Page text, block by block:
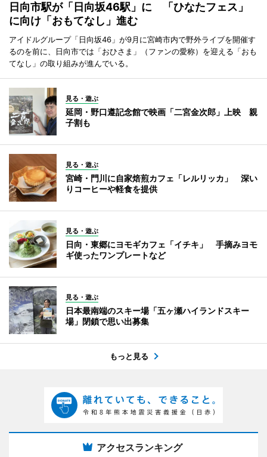
日向市駅が「日向坂46駅」に 「ひなたフェス」
に向け「おもてなし」進む
アイドルグループ「日向坂46」が9月に宮崎市内で野外ライブを開催す
るのを前に、日向市では「おひさま」（ファンの愛称）を迎える「おも
てなし」の取り組みが進んでいる。
見る・遊ぶ
延岡・野口遵記念館で映画「二宮金次郎」上映 親
子割も
見る・遊ぶ
宮崎・門川に自家焙煎カフェ「レルリッカ」 深い
りコーヒーや軽食を提供
見る・遊ぶ
日向・東郷にヨモギカフェ「イチキ」 手摘みヨモ
ギ使ったワンプレートなど
見る・遊ぶ
日本最南端のスキー場「五ヶ瀬ハイランドスキー
場」閉鎖で思い出募集
もっと見る
アクセスランキング